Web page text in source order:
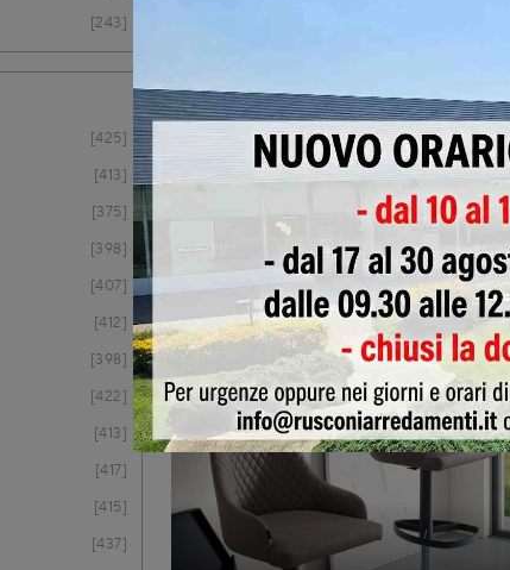
243
425
413
375
398
407
412
398
422
413
417
415
437
Sgabelli Adam e Alida